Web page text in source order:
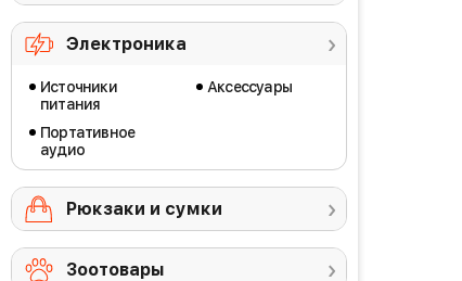
Электроника
Источники
питания
Портативное
аудио
Аксессуары
Рюкзаки и сумки
Зоотовары